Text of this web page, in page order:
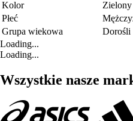
Kolor
Zielony
Płeć
Grupa wiekowa
Dorośli
Loading...
Loading...
Wszystkie nasze